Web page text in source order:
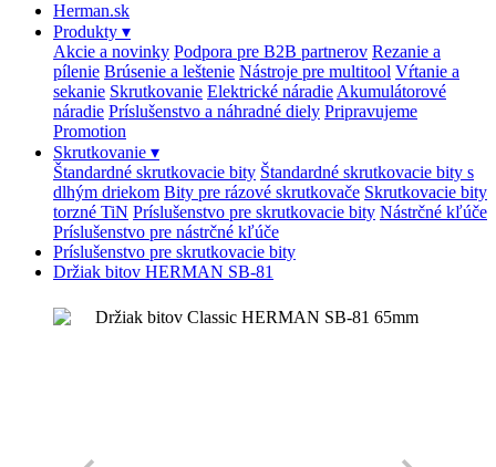
Herman.sk
Produkty ▾
Akcie a novinky Podpora pre B2B partnerov Rezanie a
pílenie Brúsenie a leštenie Nástroje pre multitool Vŕtanie a
sekanie Skrutkovanie Elektrické náradie Akumulátorové
náradie Príslušenstvo a náhradné diely Pripravujeme
Promotion
Skrutkovanie ▾
Štandardné skrutkovacie bity Štandardné skrutkovacie bity s
dlhým driekom Bity pre rázové skrutkovače Skrutkovacie bity
torzné TiN Príslušenstvo pre skrutkovacie bity Nástrčné kľúče
Príslušenstvo pre nástrčné kľúče
Príslušenstvo pre skrutkovacie bity
Držiak bitov HERMAN SB-81